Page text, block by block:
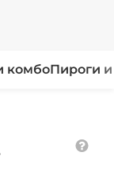
комбоПироги